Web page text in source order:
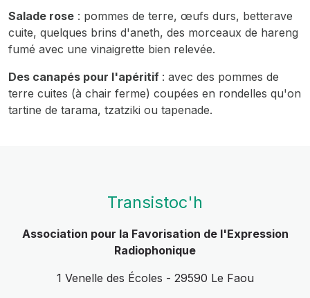
Salade rose : pommes de terre, œufs durs, betterave
cuite, quelques brins d'aneth, des morceaux de hareng
fumé avec une vinaigrette bien relevée.
Des canapés pour l'apéritif : avec des pommes de
terre cuites (à chair ferme) coupées en rondelles qu'on
tartine de tarama, tzatziki ou tapenade.
Transistoc'h
Association pour la Favorisation de l'Expression
Radiophonique
1 Venelle des Écoles - 29590 Le Faou